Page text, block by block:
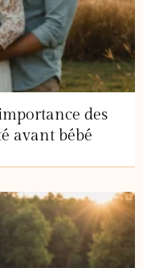
des
avant bébé